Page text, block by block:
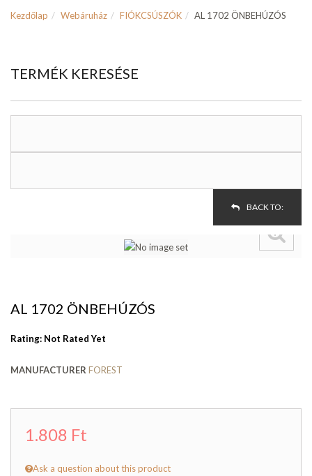
Kezdőlap Webáruház FIÓKCSÚSZÓK AL 1702 ÖNBEHÚZÓS
TERMÉK KERESÉSE
BACK TO:
AL 1702 ÖNBEHÚZÓS
Rating: Not Rated Yet
MANUFACTURER FOREST
1.808 Ft
Ask a question about this product